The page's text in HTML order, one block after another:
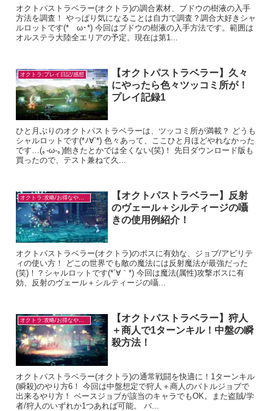
オクトパストラベラー(オクトラ)の調合素材、ブドウの樹液の入手
方法を調査！ やっぱり気になることは自力で調査？調合大好きシャ
ルロットです(*ゝω･*) 今回はブドウの樹液の入手方法です。範囲は
オルステラ大陸全エリアの予定。現在は第1...
オクトラ:プレイ日記/感想
【オクトパストラベラー】久々
にやったら色々ツッコミ所が！
プレイ記録1
ひと月ぶりのオクトパストラベラーは、ツッコミ所が満載？ どうも
シャルロットです(*ﾉ∀`*) 色々あって、ここひと月ほどやれなかった
です…(｡-ω-｡)飽きたとかでは全くない(笑)！ 先日ダウンロード版も
買ったので、テスト兼ねて久...
オクトラ:攻略/お得なやり方
【オクトパストラベラー】反射
のヴェール＋シルティージの囁
きの使用例紹介！
オクトパストラベラー(オクトラ)のボスに有効な、ジョブ/アビリテ
ィの使い方！ どこの世界でも敵の魔法には反射魔法が最強だった
(笑)！？シャルロットです(*´∀｀*) 今回は魔法(属性)攻撃ボスに有
効、反射のヴェール＋シルティージの囁...
オクトラ:攻略/お得なやり方
【オクトパストラベラー】狩人
＋商人で1ターンキル！中盤の瞬
殺方法！
オクトパストラベラー(オクトラ)の通常戦闘を快適に！1ターンキル
(瞬殺)のやり方6！ 今回は中盤想定で狩人＋商人のバトルジョブで
出来るやり方！ ベースジョブが該当のキャラでもOK。また盗賊/学
者/狩人のいずれか1つあれば可能。 バ...